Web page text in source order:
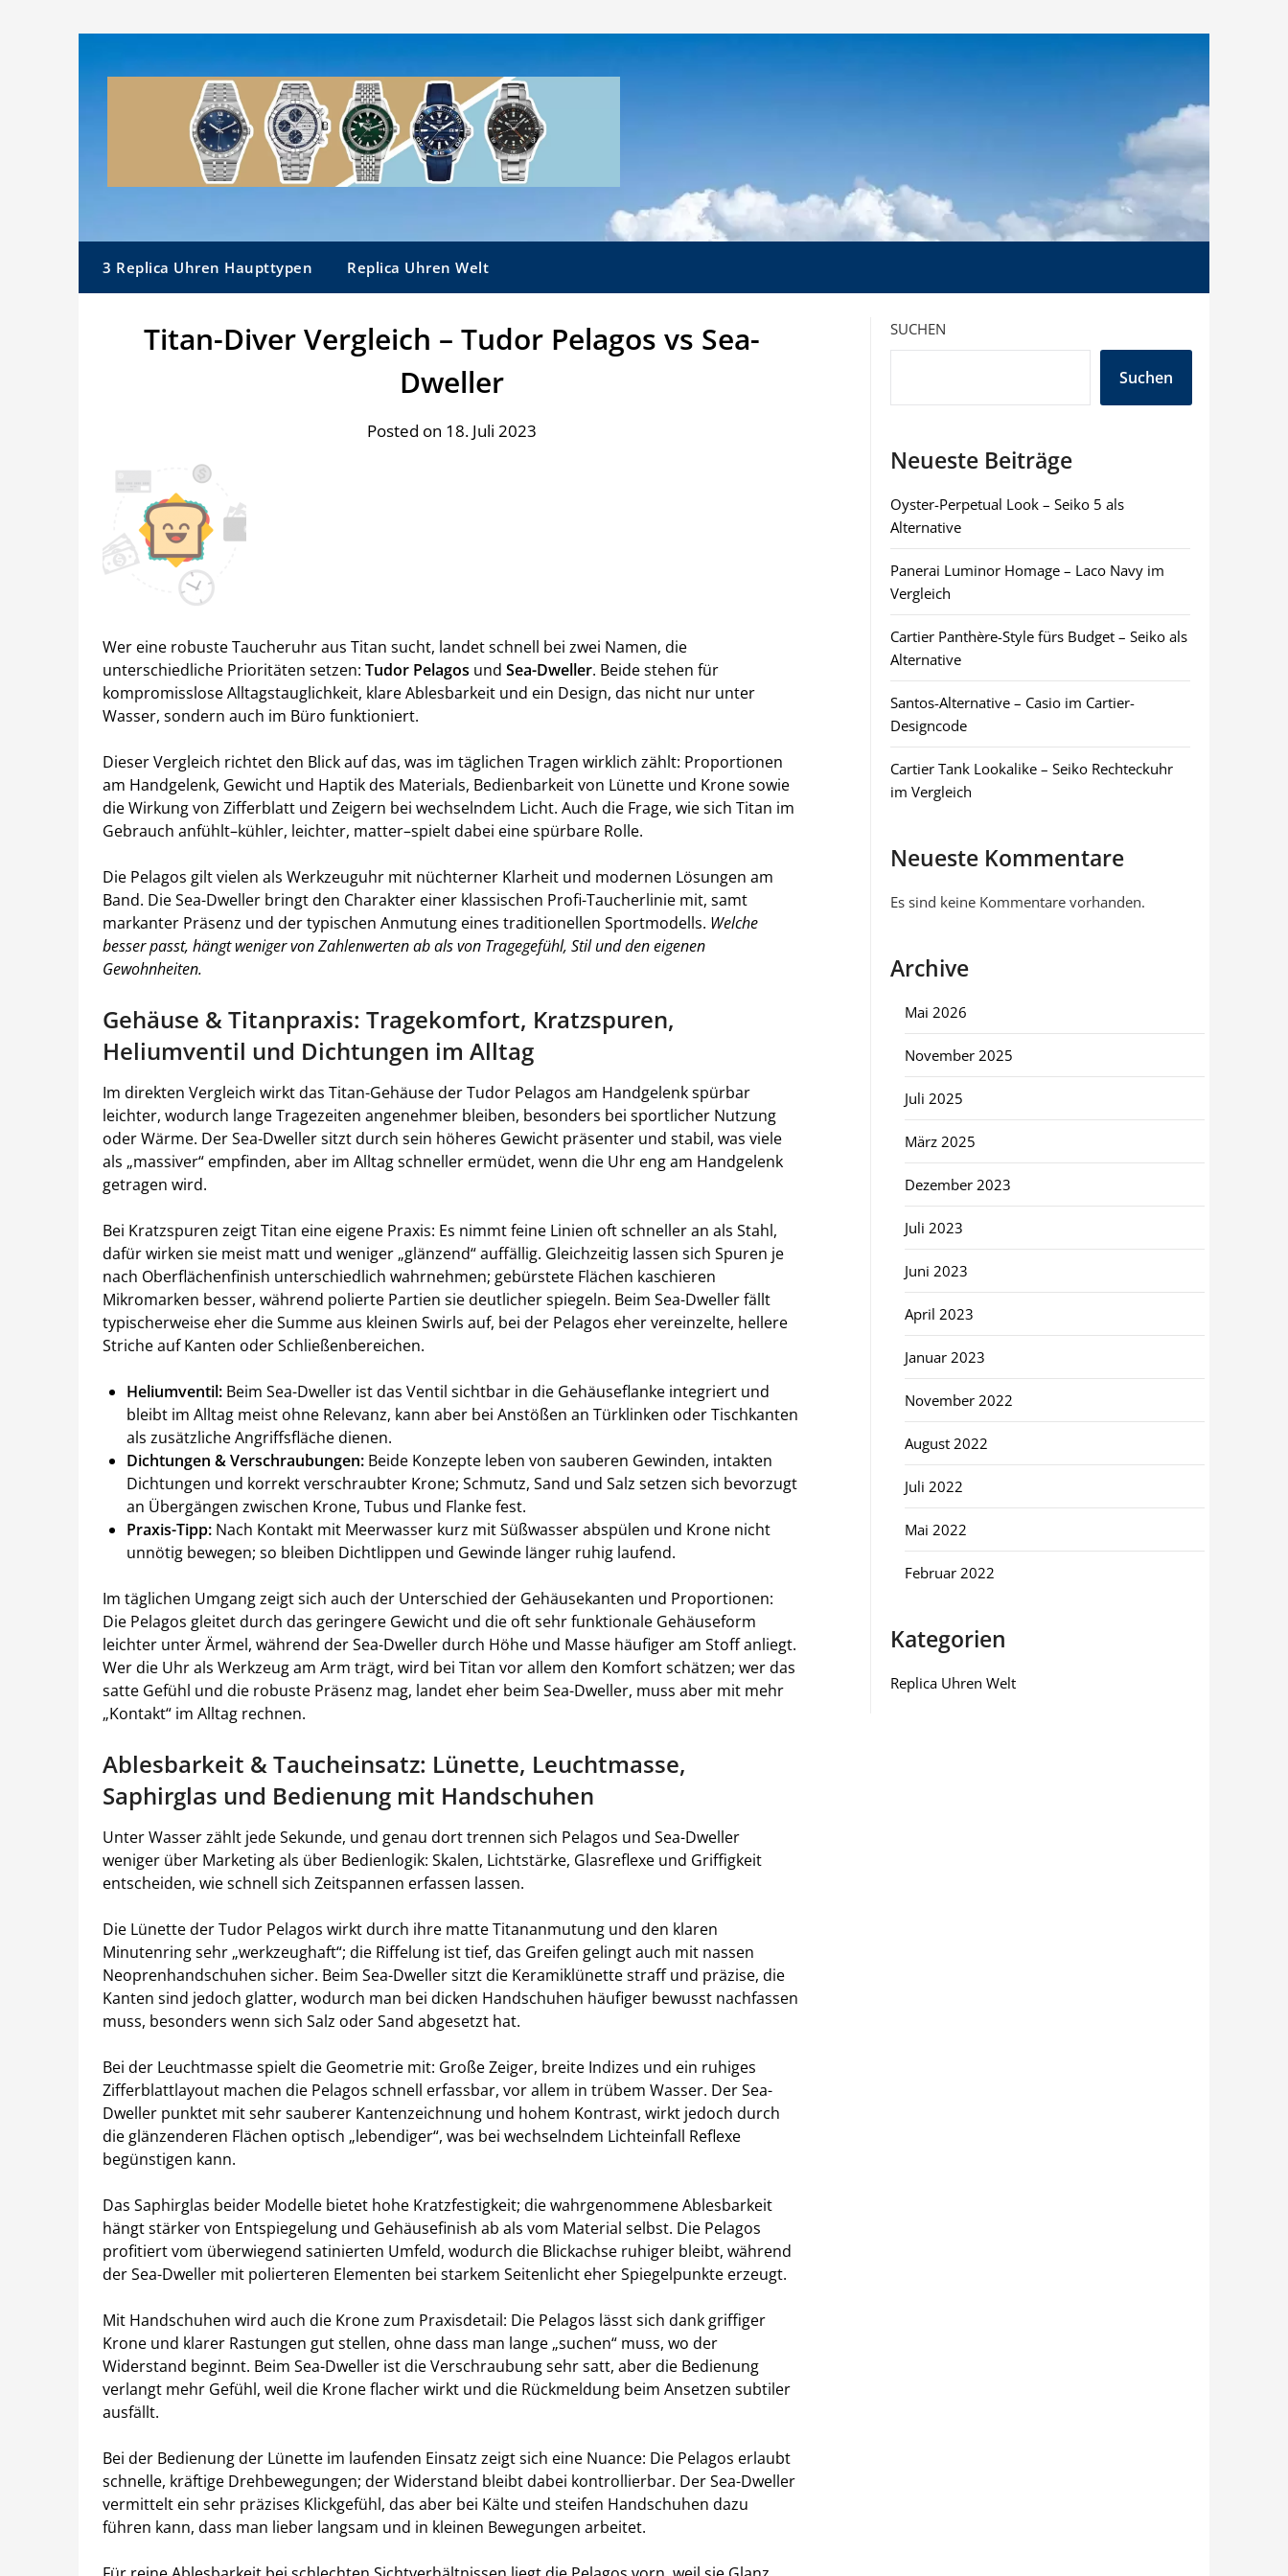
3 Replica Uhren Haupttypen Replica Uhren Welt
Titan-Diver Vergleich – Tudor Pelagos vs Sea-
Dweller
Posted on 18. Juli 2023
Wer eine robuste Taucheruhr aus Titan sucht, landet schnell bei zwei Namen, die
unterschiedliche Prioritäten setzen: Tudor Pelagos und Sea-Dweller. Beide stehen für
kompromisslose Alltagstauglichkeit, klare Ablesbarkeit und ein Design, das nicht nur unter
Wasser, sondern auch im Büro funktioniert.
Dieser Vergleich richtet den Blick auf das, was im täglichen Tragen wirklich zählt: Proportionen
am Handgelenk, Gewicht und Haptik des Materials, Bedienbarkeit von Lünette und Krone sowie
die Wirkung von Zifferblatt und Zeigern bei wechselndem Licht. Auch die Frage, wie sich Titan im
Gebrauch anfühlt–kühler, leichter, matter–spielt dabei eine spürbare Rolle.
Die Pelagos gilt vielen als Werkzeuguhr mit nüchterner Klarheit und modernen Lösungen am
Band. Die Sea-Dweller bringt den Charakter einer klassischen Profi-Taucherlinie mit, samt
markanter Präsenz und der typischen Anmutung eines traditionellen Sportmodells. Welche
besser passt, hängt weniger von Zahlenwerten ab als von Tragegefühl, Stil und den eigenen
Gewohnheiten.
Gehäuse & Titanpraxis: Tragekomfort, Kratzspuren,
Heliumventil und Dichtungen im Alltag
Im direkten Vergleich wirkt das Titan-Gehäuse der Tudor Pelagos am Handgelenk spürbar
leichter, wodurch lange Tragezeiten angenehmer bleiben, besonders bei sportlicher Nutzung
oder Wärme. Der Sea-Dweller sitzt durch sein höheres Gewicht präsenter und stabil, was viele
als „massiver“ empfinden, aber im Alltag schneller ermüdet, wenn die Uhr eng am Handgelenk
getragen wird.
Bei Kratzspuren zeigt Titan eine eigene Praxis: Es nimmt feine Linien oft schneller an als Stahl,
dafür wirken sie meist matt und weniger „glänzend“ auffällig. Gleichzeitig lassen sich Spuren je
nach Oberflächenfinish unterschiedlich wahrnehmen; gebürstete Flächen kaschieren
Mikromarken besser, während polierte Partien sie deutlicher spiegeln. Beim Sea-Dweller fällt
typischerweise eher die Summe aus kleinen Swirls auf, bei der Pelagos eher vereinzelte, hellere
Striche auf Kanten oder Schließenbereichen.
Heliumventil: Beim Sea-Dweller ist das Ventil sichtbar in die Gehäuseflanke integriert und
bleibt im Alltag meist ohne Relevanz, kann aber bei Anstößen an Türklinken oder Tischkanten
als zusätzliche Angriffsfläche dienen.
Dichtungen & Verschraubungen: Beide Konzepte leben von sauberen Gewinden, intakten
Dichtungen und korrekt verschraubter Krone; Schmutz, Sand und Salz setzen sich bevorzugt
an Übergängen zwischen Krone, Tubus und Flanke fest.
Praxis-Tipp: Nach Kontakt mit Meerwasser kurz mit Süßwasser abspülen und Krone nicht
unnötig bewegen; so bleiben Dichtlippen und Gewinde länger ruhig laufend.
Im täglichen Umgang zeigt sich auch der Unterschied der Gehäusekanten und Proportionen:
Die Pelagos gleitet durch das geringere Gewicht und die oft sehr funktionale Gehäuseform
leichter unter Ärmel, während der Sea-Dweller durch Höhe und Masse häufiger am Stoff anliegt.
Wer die Uhr als Werkzeug am Arm trägt, wird bei Titan vor allem den Komfort schätzen; wer das
satte Gefühl und die robuste Präsenz mag, landet eher beim Sea-Dweller, muss aber mit mehr
„Kontakt“ im Alltag rechnen.
Ablesbarkeit & Taucheinsatz: Lünette, Leuchtmasse,
Saphirglas und Bedienung mit Handschuhen
Unter Wasser zählt jede Sekunde, und genau dort trennen sich Pelagos und Sea-Dweller
weniger über Marketing als über Bedienlogik: Skalen, Lichtstärke, Glasreflexe und Griffigkeit
entscheiden, wie schnell sich Zeitspannen erfassen lassen.
Die Lünette der Tudor Pelagos wirkt durch ihre matte Titananmutung und den klaren
Minutenring sehr „werkzeughaft“; die Riffelung ist tief, das Greifen gelingt auch mit nassen
Neoprenhandschuhen sicher. Beim Sea-Dweller sitzt die Keramiklünette straff und präzise, die
Kanten sind jedoch glatter, wodurch man bei dicken Handschuhen häufiger bewusst nachfassen
muss, besonders wenn sich Salz oder Sand abgesetzt hat.
Bei der Leuchtmasse spielt die Geometrie mit: Große Zeiger, breite Indizes und ein ruhiges
Zifferblattlayout machen die Pelagos schnell erfassbar, vor allem in trübem Wasser. Der Sea-
Dweller punktet mit sehr sauberer Kantenzeichnung und hohem Kontrast, wirkt jedoch durch
die glänzenderen Flächen optisch „lebendiger“, was bei wechselndem Lichteinfall Reflexe
begünstigen kann.
Das Saphirglas beider Modelle bietet hohe Kratzfestigkeit; die wahrgenommene Ablesbarkeit
hängt stärker von Entspiegelung und Gehäusefinish ab als vom Material selbst. Die Pelagos
profitiert vom überwiegend satinierten Umfeld, wodurch die Blickachse ruhiger bleibt, während
der Sea-Dweller mit polierteren Elementen bei starkem Seitenlicht eher Spiegelpunkte erzeugt.
Mit Handschuhen wird auch die Krone zum Praxisdetail: Die Pelagos lässt sich dank griffiger
Krone und klarer Rastungen gut stellen, ohne dass man lange „suchen“ muss, wo der
Widerstand beginnt. Beim Sea-Dweller ist die Verschraubung sehr satt, aber die Bedienung
verlangt mehr Gefühl, weil die Krone flacher wirkt und die Rückmeldung beim Ansetzen subtiler
ausfällt.
Bei der Bedienung der Lünette im laufenden Einsatz zeigt sich eine Nuance: Die Pelagos erlaubt
schnelle, kräftige Drehbewegungen; der Widerstand bleibt dabei kontrollierbar. Der Sea-Dweller
vermittelt ein sehr präzises Klickgefühl, das aber bei Kälte und steifen Handschuhen dazu
führen kann, dass man lieber langsam und in kleinen Bewegungen arbeitet.
SUCHEN
Suchen
Neueste Beiträge
Oyster-Perpetual Look – Seiko 5 als
Alternative
Panerai Luminor Homage – Laco Navy im
Vergleich
Cartier Panthère-Style fürs Budget – Seiko als
Alternative
Santos-Alternative – Casio im Cartier-
Designcode
Cartier Tank Lookalike – Seiko Rechteckuhr
im Vergleich
Neueste Kommentare
Es sind keine Kommentare vorhanden.
Archive
Mai 2026
November 2025
Juli 2025
März 2025
Dezember 2023
Juli 2023
Juni 2023
April 2023
Januar 2023
November 2022
August 2022
Juli 2022
Mai 2022
Februar 2022
Kategorien
Replica Uhren Welt